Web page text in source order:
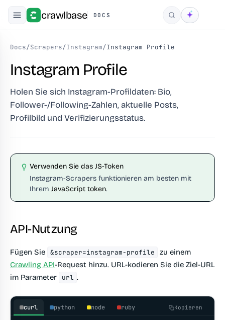
crawlbase DOCS Suchen
Docs/Scrapers/Instagram/Instagram Profile
Instagram Profile
Holen Sie sich Instagram-Profildaten: Bio,
Follower-/Following-Zahlen, aktuelle Posts,
Profilbild und Verifizierungsstatus.
Verwenden Sie das JS-Token
Instagram-Scrapers funktionieren am besten mit
Ihrem JavaScript token.
API-Nutzung
Fügen Sie &scraper=instagram-profile
zu einem
Crawling API-Request hinzu. URL-kodieren Sie die Ziel-URL
im Parameter
url .
curl python node ruby Kopieren